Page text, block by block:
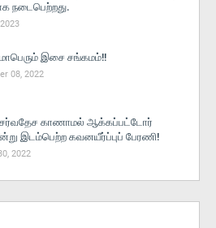
நடைபெற்றது.
மாபெரும் இசை சங்கமம்!!
08, 2022
சர்வதேச காணாமல் ஆக்கப்பட்டோர்
இடம்பெற்ற கவனயீர்ப்புப் பேரணி!
2022